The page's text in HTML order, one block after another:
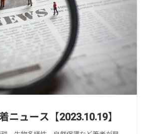
ニュース【2023.10.19】